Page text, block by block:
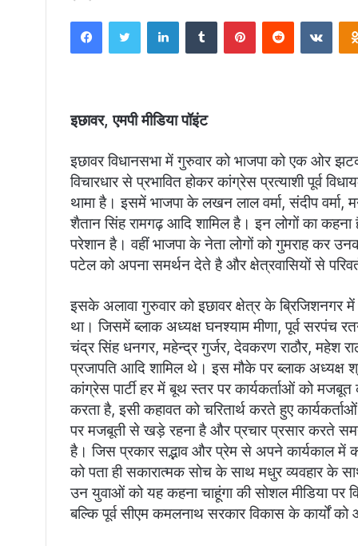
d
m
i
l
इछावर, एमपी मीडिया पॉइंट
इछावर विधानसभा में गुरुवार को भाजपा को एक ओर
विचारधार से प्रभावित होकर कांग्रेस प्रत्याशी पूर्व
थामा है। इसमें भाजपा के लखन लाल वर्मा, संदीप वर्मा,
शैतान सिंह रामगढ़ आदि शामिल है। इन लोगों का कहना
परेशान है। वहीं भाजपा के नेता लोगों को गुमराह कर
पटेल को अपना समर्थन देते है और क्षेत्रवासियों से
इसके अलावा गुरुवार को इछावर क्षेत्र के ब्रिजिशनगर
था। जिसमें ब्लाक अध्यक्ष घनश्याम मीणा, पूर्व सरपंच
चंद्र सिंह धनगर, महेन्द्र गुर्जर, देवकरण राठौर, महेश
प्रजापति आदि शामिल थे। इस मौके पर ब्लाक अध्यक्ष
कांग्रेस पार्टी हर में बूथ स्तर पर कार्यकर्ताओं को
करता है, इसी कहावत को चरितार्थ करते हुए
पर मजबूती से खड़े रहना है और प्रचार प्रसार करते
है। जिस प्रकार सद्भाव और प्रेम से अपने कार्यकाल
को पता ही सकारात्मक सोच के साथ मधुर व्यवहार के
उन युवाओं को यह कहना चाहूंगा की सोशल मीडिया
बल्कि पूर्व सीएम कमलनाथ सरकार विकास के कार्यों